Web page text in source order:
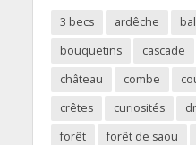
3 becs ardêche
bouquetins
cascade
château
combe
crêtes
curiosités
forêt
forêt de saou